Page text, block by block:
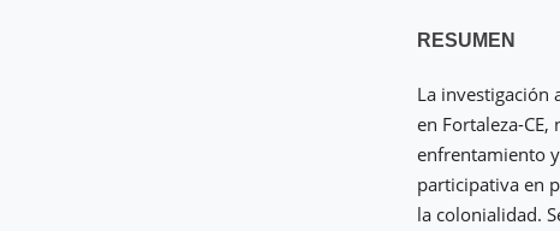
RESUMEN
La investigación
en Fortaleza-
enfrentamiento
participativa en
la colonialidad.